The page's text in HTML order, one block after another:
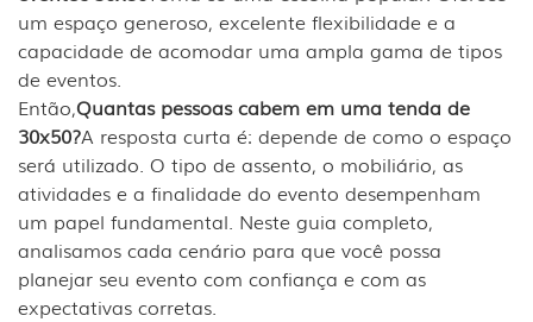
um espaço generoso, excelente flexibilidade e a
capacidade de acomodar uma ampla gama de tipos
de eventos.
Então,Quantas pessoas cabem em uma tenda de
30x50?A resposta curta é: depende de como o espaço
será utilizado. O tipo de assento, o mobiliário, as
atividades e a finalidade do evento desempenham
um papel fundamental. Neste guia completo,
analisamos cada cenário para que você possa
planejar seu evento com confiança e com as
expectativas corretas.